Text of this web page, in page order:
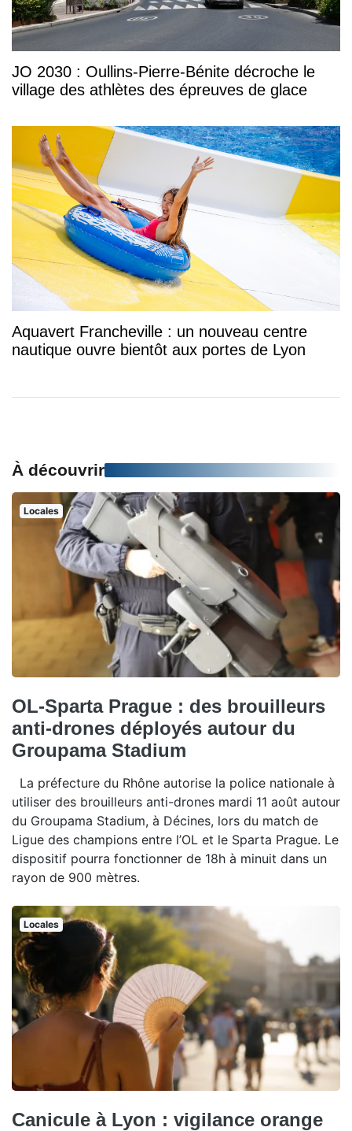
JO 2030 : Oullins-Pierre-Bénite décroche le
village des athlètes des épreuves de glace
Aquavert Francheville : un nouveau centre
nautique ouvre bientôt aux portes de Lyon
À découvrir
Locales
OL-Sparta Prague : des brouilleurs
anti-drones déployés autour du
Groupama Stadium
La préfecture du Rhône autorise la police nationale à
utiliser des brouilleurs anti-drones mardi 11 août autour
du Groupama Stadium, à Décines, lors du match de
Ligue des champions entre l’OL et le Sparta Prague. Le
dispositif pourra fonctionner de 18h à minuit dans un
rayon de 900 mètres.
Locales
Canicule à Lyon : vigilance orange